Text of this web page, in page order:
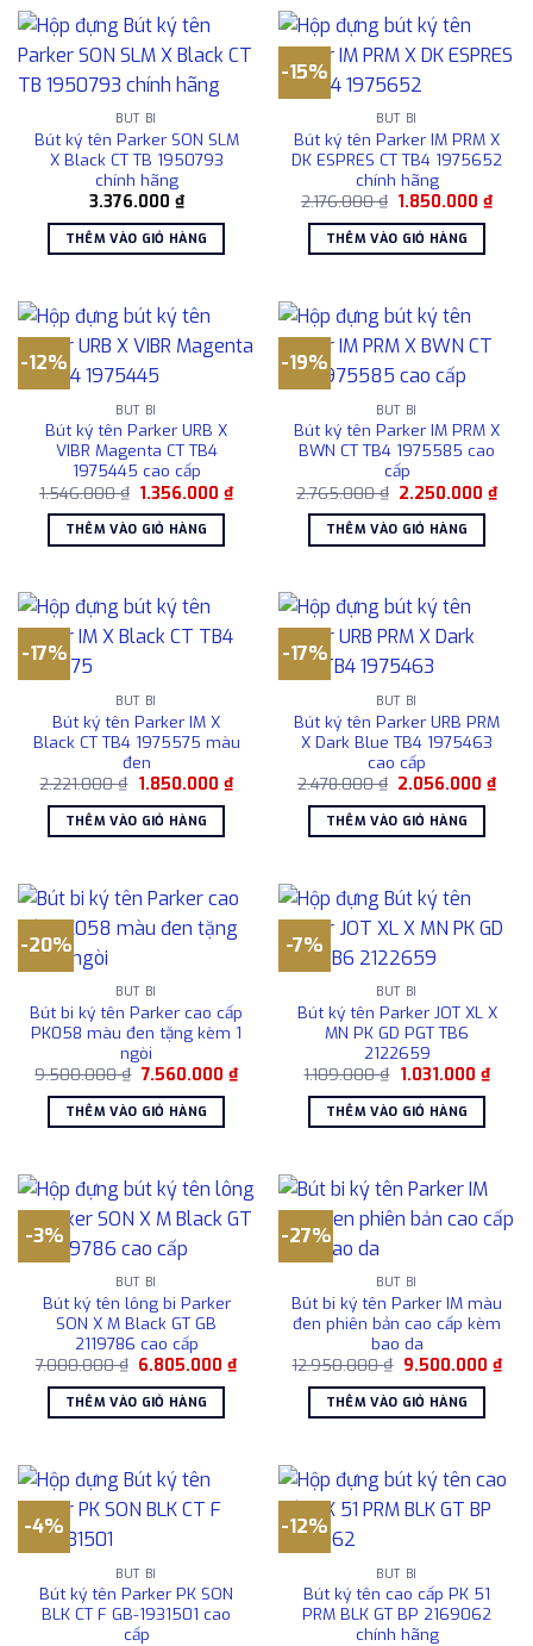
BÚT BI
Bút ký tên Parker SON SLM
X Black CT TB 1950793
chính hãng
3.376.000 ₫
THÊM VÀO GIỎ HÀNG
-15%
BÚT BI
Bút ký tên Parker IM PRM X
DK ESPRES CT TB4 1975652
chính hãng
2.176.000₫ Giá
là:
2.176.000 ₫.
1.850.000₫Giá
hiện
THÊM VÀO GIỎ HÀNG
-12%
BÚT BI
Bút ký tên Parker URB X
VIBR Magenta CT TB4
1975445 cao cấp
1.546.000₫ Giá
là:
1.546.000 ₫.
1.356.000₫Giá
hiện
1.356.000 ₫.
THÊM VÀO GIỎ HÀNG
-19%
BÚT BI
Bút ký tên Parker IM PRM X
BWN CT TB4 1975585 cao
cấp
2.765.000₫ Giá
là:
2.765.000 ₫.
2.250.000₫Giá
hiện
THÊM VÀO GIỎ HÀNG
-17%
BÚT BI
Bút ký tên Parker IM X
Black CT TB4 1975575 màu
đen
2.221.000₫ Giá
là:
2.221.000 ₫.
1.850.000 ₫Giá
hiện
1.850.000 ₫.
THÊM VÀO GIỎ HÀNG
-17%
BÚT BI
Bút ký tên Parker URB PRM
X Dark Blue TB4 1975463
cao cấp
2.478.000₫ Giá
là:
2.478.000 ₫.
2.056.000₫Giá
hiện
THÊM VÀO GIỎ HÀNG
-20%
BÚT BI
Bút bi ký tên Parker cao cấp
PK058 màu đen tặng kèm 1
ngòi
9.500.000₫ Giá
là:
9.500.000 ₫.
7.560.000 ₫Giá
hiện
7.560.000 ₫.
THÊM VÀO GIỎ HÀNG
-7%
BÚT BI
Bút ký tên Parker JOT XL X
MN PK GD PGT TB6
2122659
1.109.000₫ Giá
là:
1.109.000 ₫.
1.031.000 ₫Giá
hiện
THÊM VÀO GIỎ HÀNG
-3%
BÚT BI
Bút ký tên lông bi Parker
SON X M Black GT GB
2119786 cao cấp
7.000.000₫ Giá
là:
7.000.000 ₫.
6.805.000₫Giá
THÊM VÀO GIỎ HÀNG
-27%
BÚT BI
Bút bi ký tên Parker IM màu
đen phiên bản cao cấp kèm
bao da
12.950.000₫ Giá
là:
12.950.000 ₫.
9.500.000 ₫Giá
THÊM VÀO GIỎ HÀNG
-4%
BÚT BI
Bút ký tên Parker PK SON
BLK CT F GB-1931501 cao
cấp
-12%
BÚT BI
Bút ký tên cao cấp PK 51
PRM BLK GT BP 2169062
chính hãng